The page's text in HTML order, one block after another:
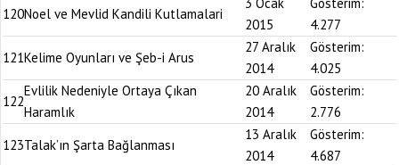
120Noel ve Mevlid Kandili Kutlamalari
2015
4.277
121Kelime Oyunları ve Şeb-i Arus
27 Aralık
2014
Gösterim:
4.025
122
Evlilik Nedeniyle Ortaya Çıkan
Haramlık
20 Aralık
2014
Gösterim:
2.776
123Talak’ın Şarta Bağlanması
13 Aralık
2014
Gösterim:
4.687